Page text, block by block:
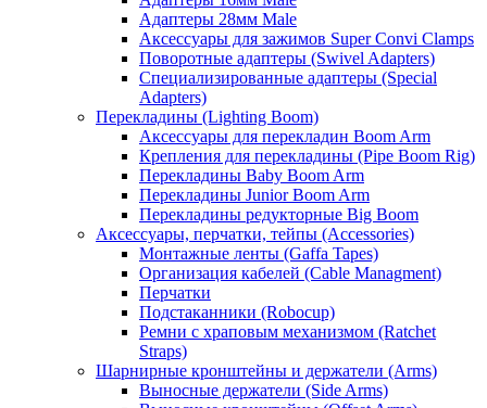
Адаптеры 28мм Male
Аксессуары для зажимов Super Convi Clamps
Поворотные адаптеры (Swivel Adapters)
Специализированные адаптеры (Special
Adapters)
Перекладины (Lighting Boom)
Аксессуары для перекладин Boom Arm
Крепления для перекладины (Pipe Boom Rig)
Перекладины Baby Boom Arm
Перекладины Junior Boom Arm
Перекладины редукторные Big Boom
Аксессуары, перчатки, тейпы (Accessories)
Монтажные ленты (Gaffa Tapes)
Организация кабелей (Cable Managment)
Перчатки
Подстаканники (Robocup)
Ремни с храповым механизмом (Ratchet
Straps)
Шарнирные кронштейны и держатели (Arms)
Выносные держатели (Side Arms)